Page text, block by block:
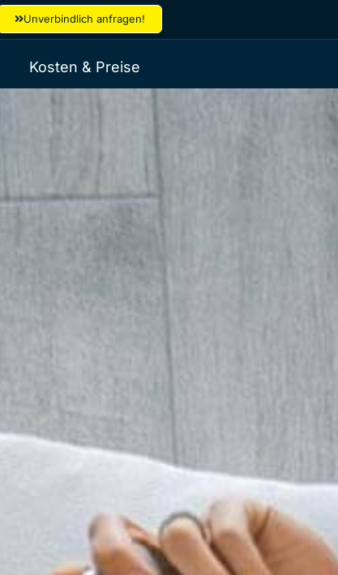
Unverbindlich anfragen!
Kosten & Preise